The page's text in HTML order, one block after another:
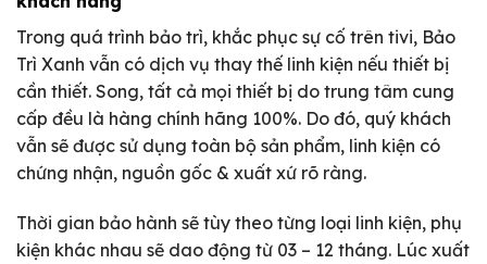
Trong quá trình bảo trì, khắc phục sự cố trên tivi, Bảo
Trì Xanh vẫn có dịch vụ thay thế linh kiện nếu thiết bị
cần thiết. Song, tất cả mọi thiết bị do trung tâm cung
cấp đều là hàng chính hãng 100%. Do đó, quý khách
vẫn sẽ được sử dụng toàn bộ sản phẩm, linh kiện có
chứng nhận, nguồn gốc & xuất xứ rõ ràng.
Thời gian bảo hành sẽ tùy theo từng loại linh kiện, phụ
kiện khác nhau sẽ dao động từ 03 – 12 tháng. Lúc xuất